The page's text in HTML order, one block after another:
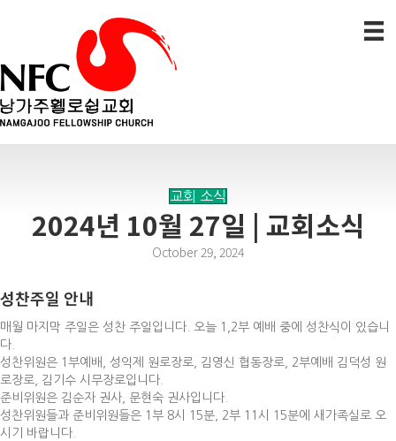
교회 소식
2024년 10월 27일 | 교회소식
October 29, 2024
성찬주일 안내
매월 마지막 주일은 성찬 주일입니다. 오늘 1,2부 예배 중에 성찬식이 있습니
다.
성찬위원은 1부예배, 성익제 원로장로, 김영신 협동장로, 2부예배 김덕성 원
로장로, 김기수 시무장로입니다.
준비위원은 김순자 권사, 문현숙 권사입니다.
성찬위원들과 준비위원들은 1부 8시 15분, 2부 11시 15분에 새가족실로 오
시기 바랍니다.